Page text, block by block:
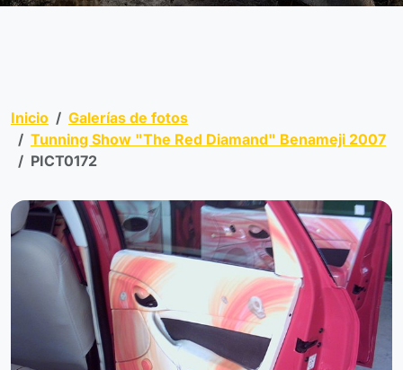
Inicio
Galerías de fotos
Tunning Show "The Red Diamand" Benameji 2007
PICT0172